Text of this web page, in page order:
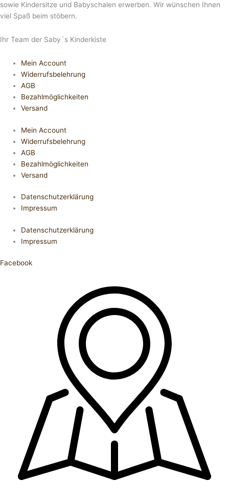
sowie Kindersitze und Babyschalen erwerben. Wir wünschen Ihnen
viel Spaß beim stöbern.
Ihr Team der Saby´s Kinderkiste
Mein Account
Widerrufsbelehrung
AGB
Bezahlmöglichkeiten
Versand
Mein Account
Widerrufsbelehrung
AGB
Bezahlmöglichkeiten
Versand
Datenschutzerklärung
Impressum
Datenschutzerklärung
Impressum
Facebook